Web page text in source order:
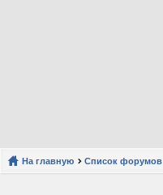
На главную Список форумов